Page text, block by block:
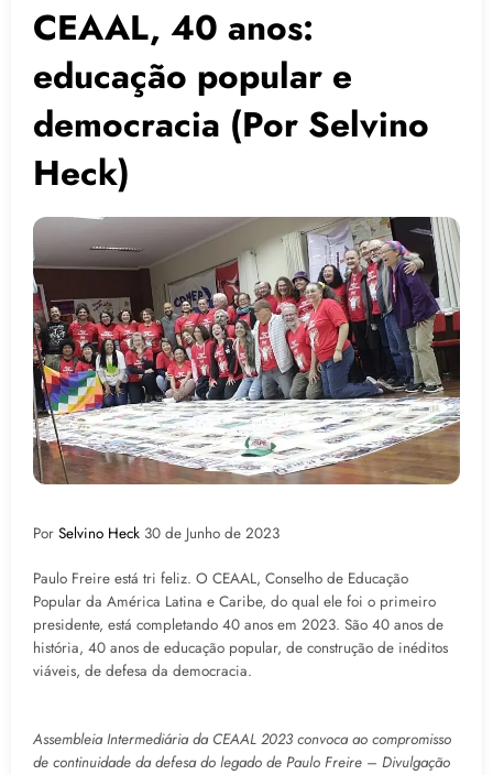
CEAAL, 40 anos:
educação popular e
democracia (Por Selvino
Heck)
Por Selvino Heck 30 de Junho de 2023
Paulo Freire está tri feliz. O CEAAL, Conselho de Educação
Popular da América Latina e Caribe, do qual ele foi o primeiro
presidente, está completando 40 anos em 2023. São 40 anos de
história, 40 anos de educação popular, de construção de inéditos
viáveis, de defesa da democracia.
Assembleia Intermediária da CEAAL 2023 convoca ao compromisso
de continuidade da defesa do legado de Paulo Freire – Divulgação